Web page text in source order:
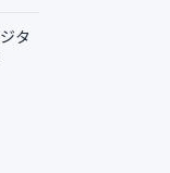
タ